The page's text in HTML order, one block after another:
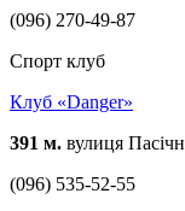
(096) 270-49-87
Спорт клуб
Клуб «Danger»
391 м. вулиця
(096) 535-52-55